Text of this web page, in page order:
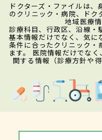
ドクターズ・ファイルは
のクリニック・病院、ドク
地域医療
診療科目、行政区、沿線・
基本情報だけでなく、気に
条件に合ったクリニック・
ます。 医院情報だけでな
関する情報（診療方針や